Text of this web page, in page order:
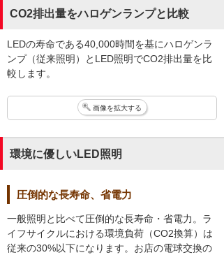
CO2排出量をハロゲンランプと比較
LEDの寿命である40,000時間を基にハロゲンラ
ンプ（従来照明）とLED照明でCO2排出量を比
較します。
画像を拡大する
環境に優しいLED照明
圧倒的な長寿命、省電力
一般照明と比べて圧倒的な長寿命・省電力。ラ
イフサイクルにおける環境負荷（CO2換算）は
従来の30%以下になります。お店の電球交換の